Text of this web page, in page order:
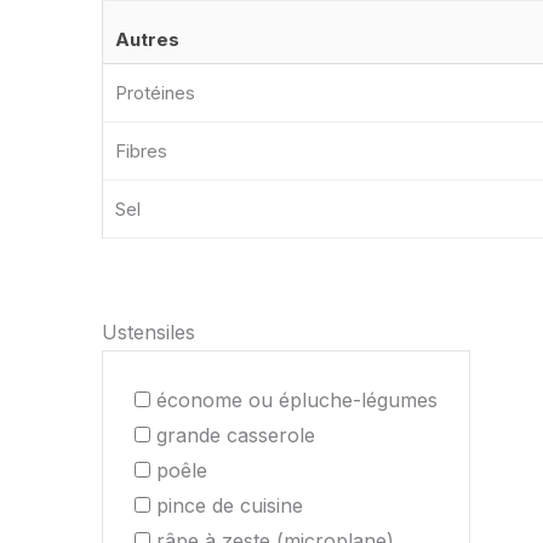
Autres
Protéines
Fibres
Sel
Ustensiles
économe ou épluche-légumes
grande casserole
poêle
pince de cuisine